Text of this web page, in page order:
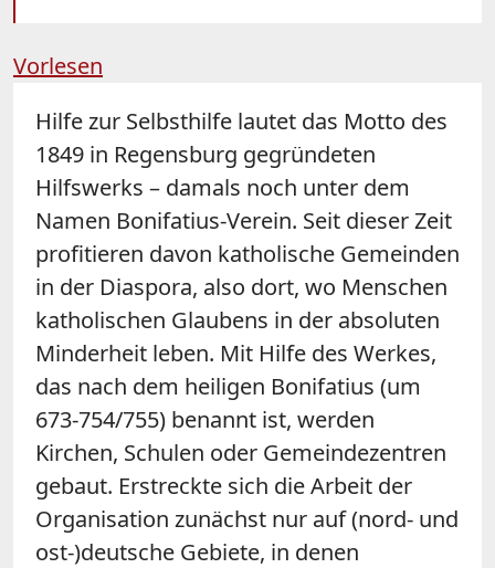
Vorlesen
Hilfe zur Selbsthilfe lautet das Motto des
1849 in Regensburg gegründeten
Hilfswerks – damals noch unter dem
Namen Bonifatius-Verein. Seit dieser Zeit
profitieren davon katholische Gemeinden
in der Diaspora, also dort, wo Menschen
katholischen Glaubens in der absoluten
Minderheit leben. Mit Hilfe des Werkes,
das nach dem heiligen Bonifatius (um
673-754/755) benannt ist, werden
Kirchen, Schulen oder Gemeindezentren
gebaut. Erstreckte sich die Arbeit der
Organisation zunächst nur auf (nord- und
ost-)deutsche Gebiete, in denen